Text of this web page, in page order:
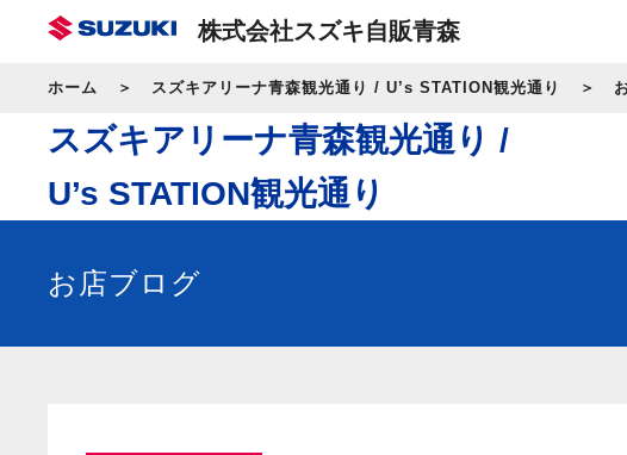
株式会社スズキ自販青森
ホーム スズキアリーナ青森観光通り / U’s STATION観光通り
スズキアリーナ青森観光通り /
U’s STATION観光通り
お店ブログ